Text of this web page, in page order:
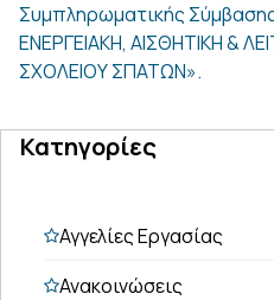
Συμπληρωματικής
ΕΝΕΡΓΕΙΑΚΗ, ΑΙΣΘΗΤΙΚΗ &
ΣΧΟΛΕΙΟΥ ΣΠΑΤΩΝ».
Κατηγορίες
Αγγελίες Εργασίας
Ανακοινώσεις